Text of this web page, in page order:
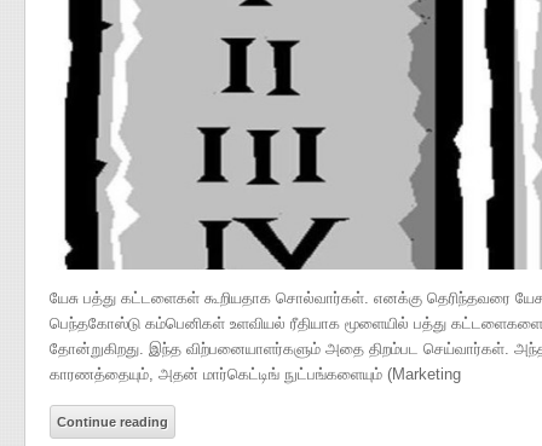
யேசு பத்து கட்டளைகள் கூறியதாக சொல்வார்கள். எனக்கு தெரிந்தவரை
பெந்தகோஸ்டு கம்பெனிக‌ள் உளவியல் ரீதியாக மூளையில் பத்து
தோன்றுகிறது. இந்த விற்பனையாளர்களும் அதை திறம்பட செய்வார்கள்.
காரணத்தையும், அதன் மார்கெட்டிங் நுட்பங்களையும் (Marketing
Continue reading